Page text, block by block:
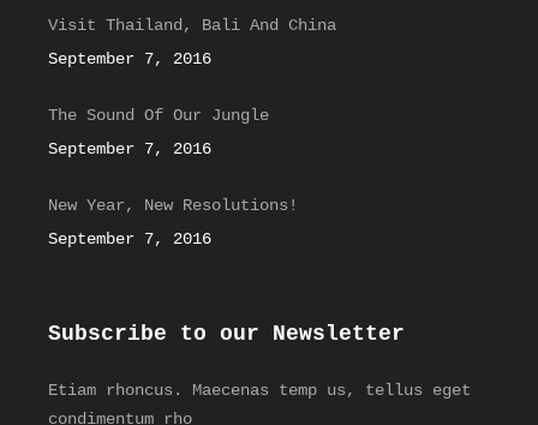
Visit Thailand, Bali And China
September 7, 2016
The Sound Of Our Jungle
September 7, 2016
New Year, New Resolutions!
September 7, 2016
Subscribe to our Newsletter
Etiam rhoncus. Maecenas temp us, tellus eget
condimentum rho